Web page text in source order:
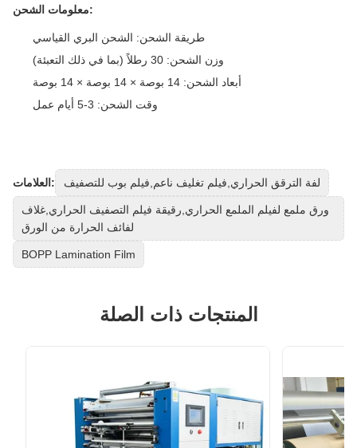
معلومات الشحن:
طريقة الشحن: الشحن البري القياسي
وزن الشحن: 30 رطلاً (بما في ذلك التعبئة)
أبعاد الشحن: 14 بوصة × 14 بوصة × 14 بوصة
وقت الشحن: 3-5 أيام عمل
العلامات: لفة الترقق الحراري,فيلم تغليف ناعم,فيلم بوب للتصفيف
ورق ملمع لفيلم الملمع الحراري,رقيقة فيلم التصفيف الحراري,غلاف
لفائف الحرارة من الورق
BOPP Lamination Film
المنتجات ذات الصلة